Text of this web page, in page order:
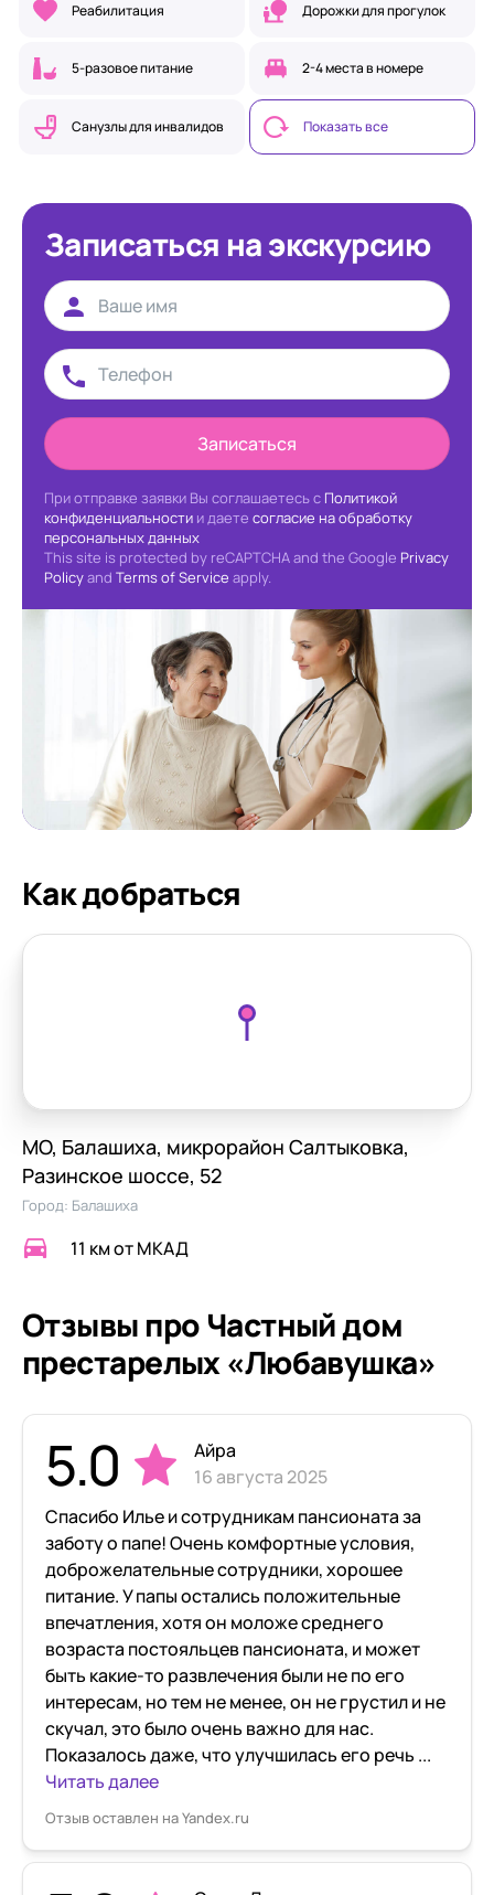
Реабилитация Дорожки для прогулок
5-разовое питание 2-4 места в номере
Санузлы для инвалидов Показать все
Записаться на экскурсию
Записаться
При отправке заявки Вы соглашаетесь с Политикой
конфиденциальности и даете согласие на обработку
персональных данных
This site is protected by reCAPTCHA and the Google Privacy
Policyand Terms of Service apply.
Как добраться
МО, Балашиха, микрорайон Салтыковка,
Разинское шоссе, 52
Город: Балашиха
11 км от МКАД
Отзывы про Частный дом
престарелых «Любавушка»
5.0
Айра
16 августа 2025
Спасибо Илье и сотрудникам пансионата за
заботу о папе! Очень комфортные условия,
доброжелательные сотрудники, хорошее
питание. У папы остались положительные
впечатления, хотя он моложе среднего
возраста постояльцев пансионата, и может
быть какие-то развлечения были не по его
интересам, но тем не менее, он не грустил и не
скучал, это было очень важно для нас.
Показалось даже, что улучшилась его речь ...
Читать далее
Отзыв оставлен на Yandex.ru